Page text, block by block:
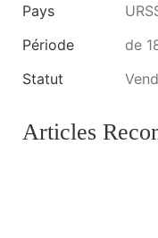
Pays
Période
de
Statut
Articles